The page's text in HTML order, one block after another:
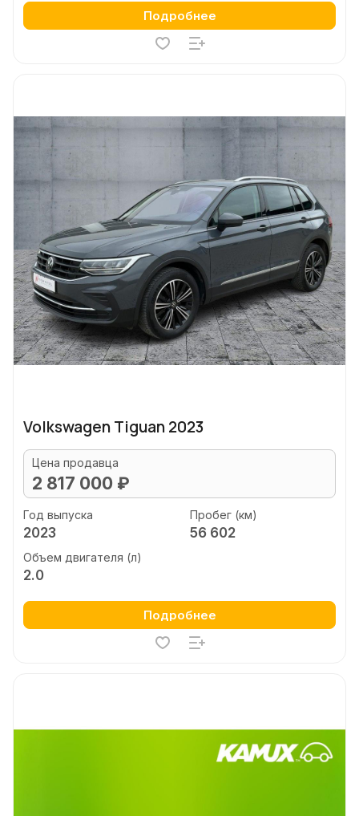
Подробнее
Volkswagen Tiguan 2023
Цена продавца
2 817 000 ₽
Год выпуска
2023
Пробег (км)
56 602
Объем двигателя (л)
2.0
Подробнее